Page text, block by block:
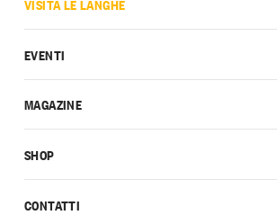
CONTATTI
VISITA LE LANGHE
EVENTI
MAGAZINE
SHOP